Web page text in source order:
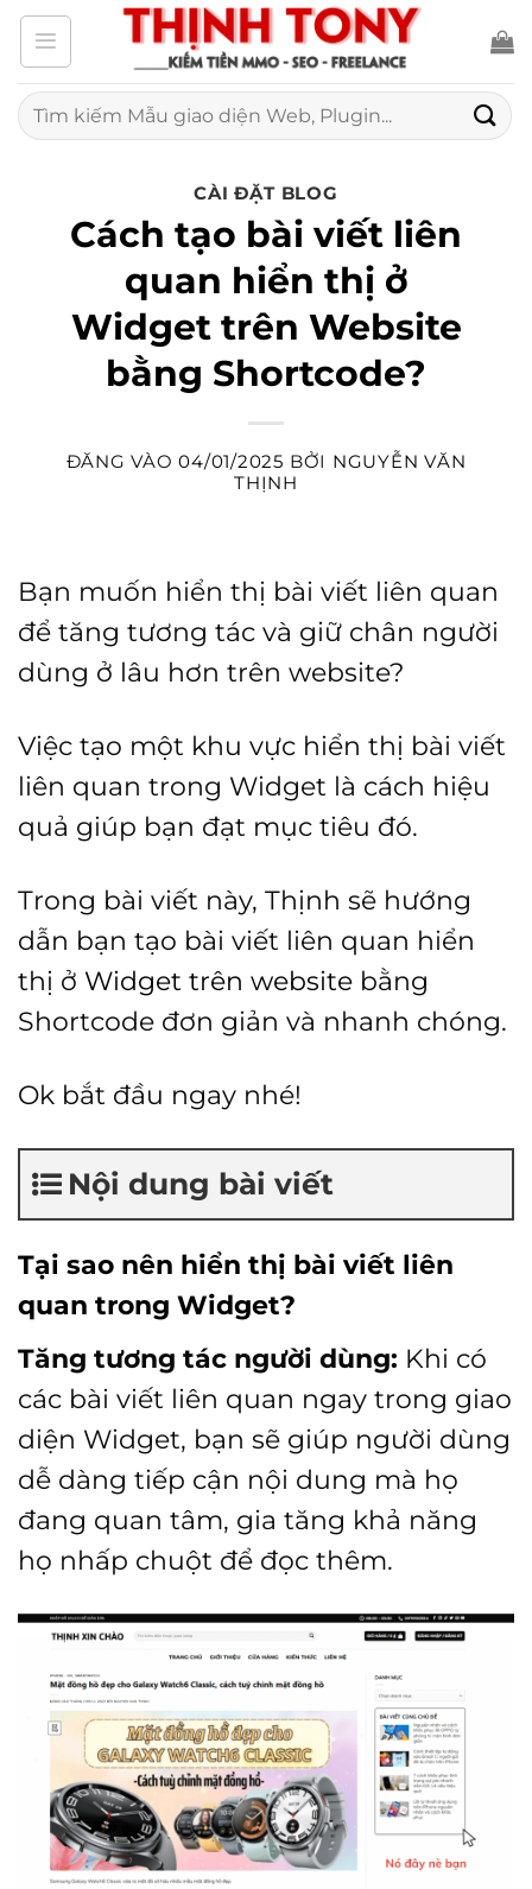
Bỏ
qua
nội
dung
Tìm
kiếm:
CÀI ĐẶT BLOG
Cách tạo bài viết liên
quan hiển thị ở
Widget trên Website
bằng Shortcode?
ĐĂNG VÀO04/01/2025 BỞI NGUYỄN VĂN
THỊNH
Bạn muốn hiển thị bài viết liên quan
để tăng tương tác và giữ chân người
dùng ở lâu hơn trên website?
Việc tạo một khu vực hiển thị bài viết
liên quan trong Widget là cách hiệu
quả giúp bạn đạt mục tiêu đó.
Trong bài viết này, Thịnh sẽ hướng
dẫn bạn tạo bài viết liên quan hiển
thị ở Widget trên website bằng
Shortcode đơn giản và nhanh chóng.
Ok bắt đầu ngay nhé!
Nội dung bài viết
Tại sao nên hiển thị bài viết liên
quan trong Widget?
Tăng tương tác người dùng: Khi có
các bài viết liên quan ngay trong giao
diện Widget, bạn sẽ giúp người dùng
dễ dàng tiếp cận nội dung mà họ
đang quan tâm, gia tăng khả năng
họ nhấp chuột để đọc thêm.